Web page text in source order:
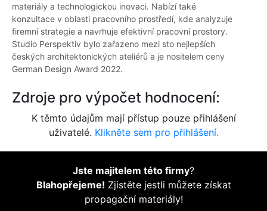
materiály a technologickou inovaci. Nabízí také
konzultace v oblasti pracovního prostředí, kde analyzuje
firemní strategie a navrhuje efektivní pracovní prostory.
Studio Perspektiv bylo zařazeno mezi sto nejlepších
českých architektonických ateliérů a je nositelem ceny
German Design Award 2022.
Zdroje pro výpočet hodnocení:
K těmto údajům mají přístup pouze přihlášení
uživatelé. Klikněte sem pro přihlášení.
Jste majitelem této firmy?
Blahopřejeme! Zjistěte jestli můžete získat
propagační materiály!